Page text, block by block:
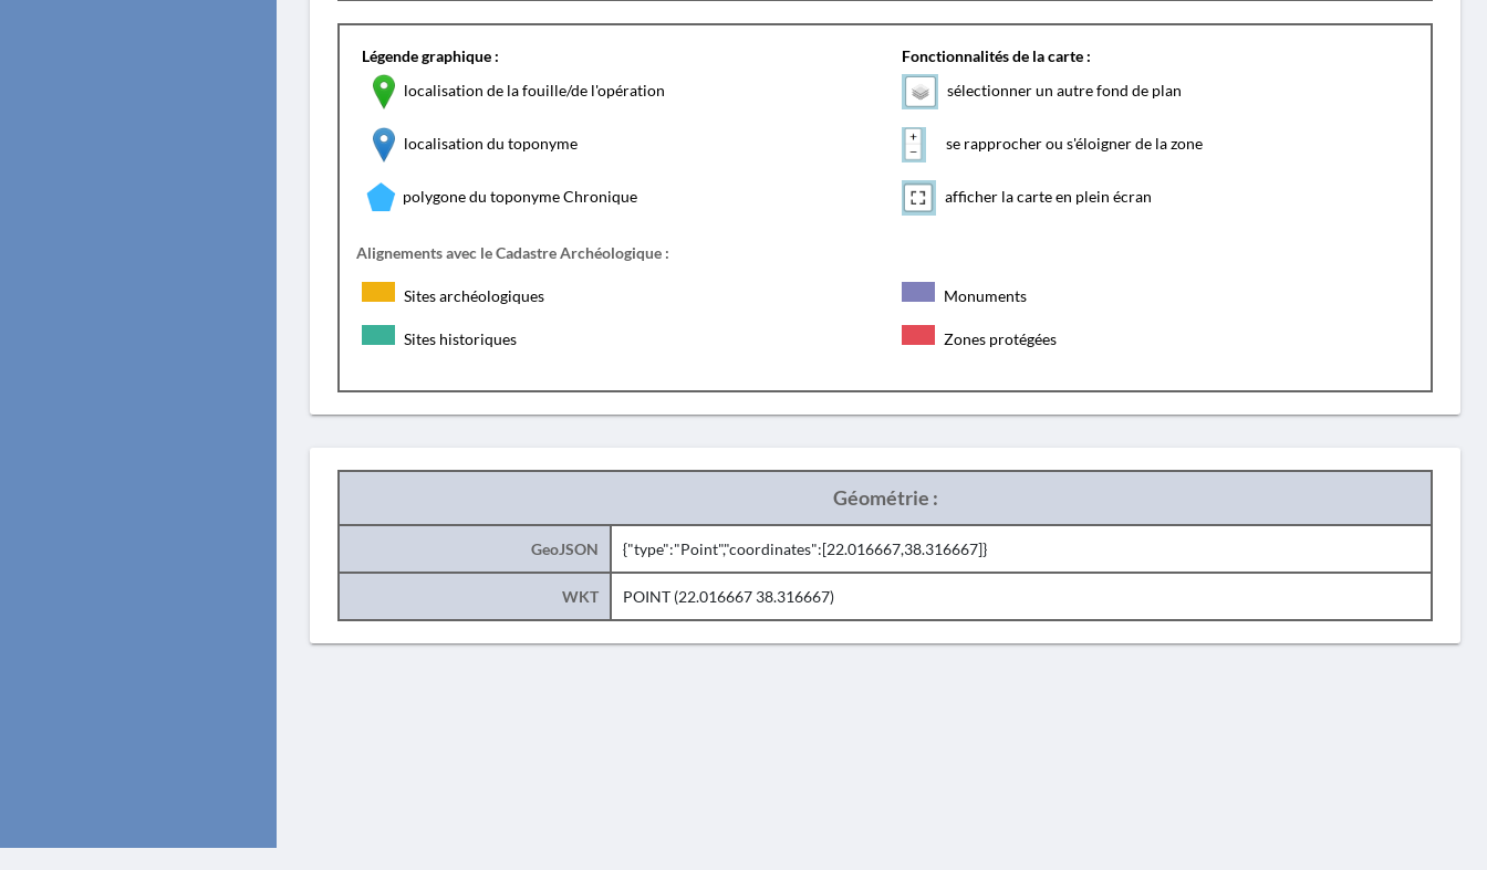
Légende graphique :
localisation de la fouille/de l'opération
localisation du toponyme
polygone du toponyme Chronique
Fonctionnalités de la carte :
sélectionner un autre fond de plan
se rapprocher ou s'éloigner de la zone
afficher la carte en plein écran
Alignements avec le Cadastre Archéologique :
Sites archéologiques Monuments
Sites historiques Zones protégées
Géométrie :
GeoJSON {"type":"Point","coordinates":[22.016667,38.316667]}
WKT POINT (22.016667 38.316667)